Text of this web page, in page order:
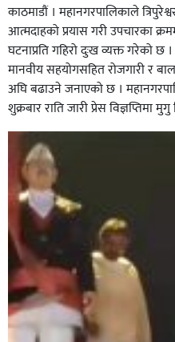
घोराहीको समृद्धिका लागि
हुने,
काठमाडौं । महानगरपालिकाले
आत्मदाहको प्रयास गरी उपचारका
घटनाप्रति गहिरो दुःख व्यक्त गरेको
मानवीय सहयोगसहित रोजगारी र
अघि बढाउने जनाएको छ ।
शुक्रबार राति जारी प्रेस